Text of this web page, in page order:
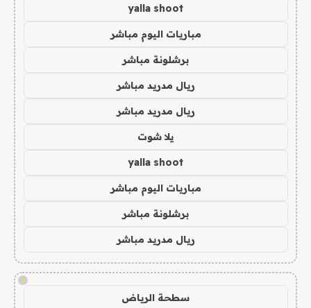
yalla shoot
مباريات اليوم مباشر
برشلونة مباشر
ريال مدريد مباشر
ريال مدريد مباشر
يلا شوت
yalla shoot
مباريات اليوم مباشر
برشلونة مباشر
ريال مدريد مباشر
!
سطحة الرياض